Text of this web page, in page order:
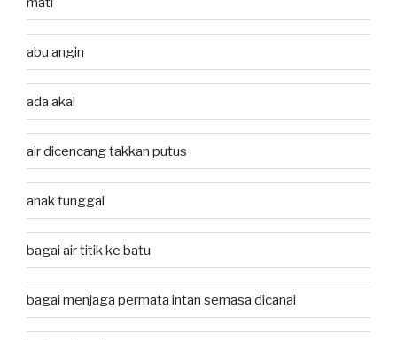
abu angin
ada akal
air dicencang takkan putus
anak tunggal
bagai air titik ke batu
bagai menjaga permata intan semasa dicanai